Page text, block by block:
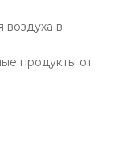
воздуха в
продукты от